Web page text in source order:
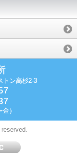
トン高杉2-3
）